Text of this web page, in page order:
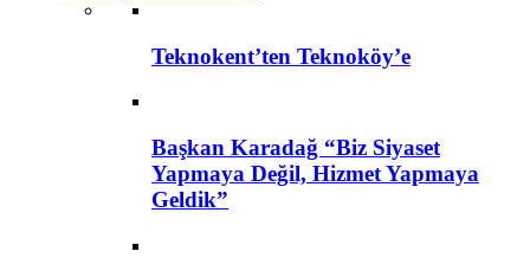
Teknokent’ten Teknoköy’e
Başkan Karadağ “Biz Siyaset
Yapmaya Değil, Hizmet Yapmaya
Geldik”